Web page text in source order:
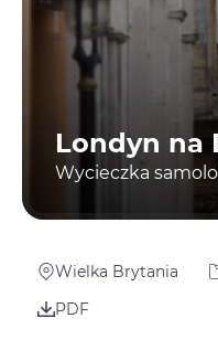
Londyn na
Wycieczka
Wielka Brytania
PDF